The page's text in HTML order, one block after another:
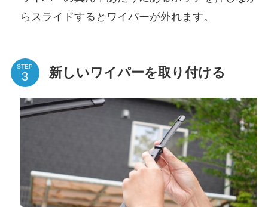
らスライドするとワイパーが外れます。
STEP 新しいワイパーを取り付ける